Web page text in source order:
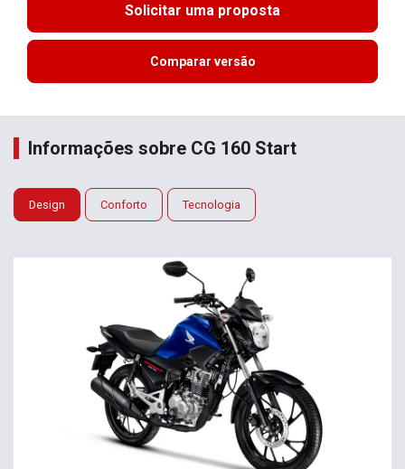
Solicitar uma proposta
Comparar versão
Informações sobre CG 160 Start
Design Conforto Tecnologia